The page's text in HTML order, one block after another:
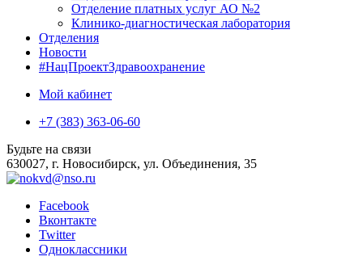
Отделение платных услуг АО №2
Клинико-диагностическая лаборатория
Отделения
Новости
#НацПроектЗдравоохранение
Мой кабинет
+7 (383) 363-06-60
Будьте на связи
630027, г. Новосибирск, ул. Объединения, 35
Facebook
Вконтакте
Twitter
Одноклассники